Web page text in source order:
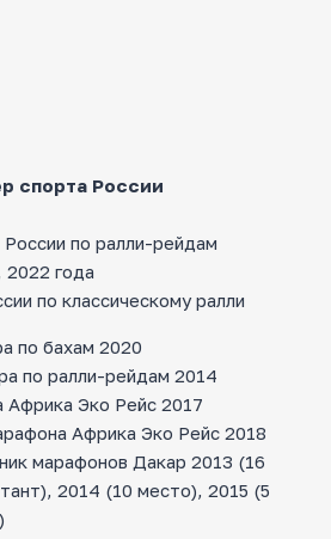
спорта России
по ралли-рейдам
года
по классическому ралли
по бахам 2020
по ралли-рейдам 2014
Эко Рейс 2017
Африка Эко Рейс 2018
марафонов Дакар 2013 (16
2014 (10 место), 2015 (5